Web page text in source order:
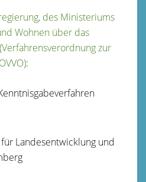
des Ministeriums
Wohnen über das
zur
:
Landesentwicklung und